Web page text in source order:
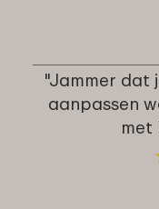
"Jammer dat
aanpassen
met